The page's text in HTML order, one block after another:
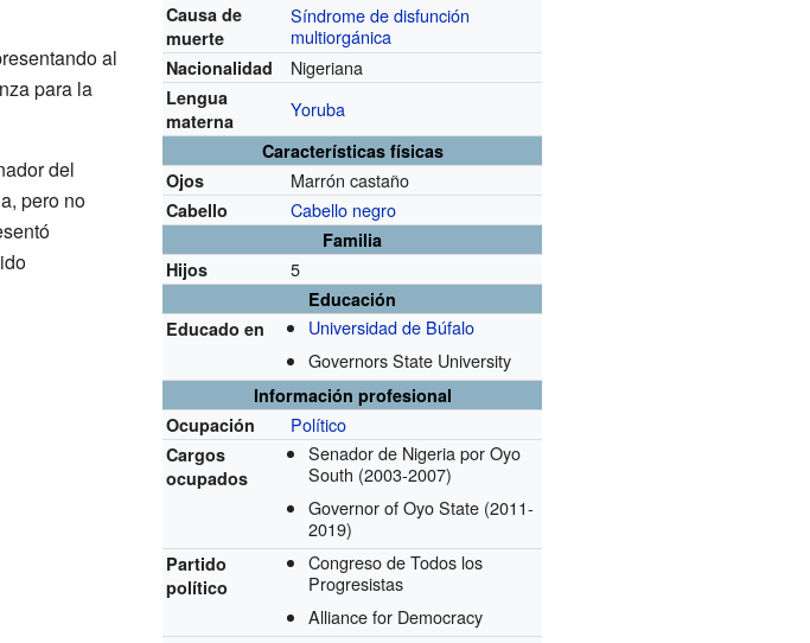
Causa de
muerte
Síndrome de disfunción
multiorgánica
Nacionalidad Nigeriana
Lengua
materna
Yoruba
Características físicas
Ojos
Marrón castaño
Cabello Cabello negro
Familia
Hijos
5
Educación
Educado en
Universidad de Búfalo
Governors State University
Información profesional
Ocupación
Político
Cargos
ocupados
Senador de Nigeria por Oyo
South (2003-2007)
Governor of Oyo State (2011-
2019)
Partido
político
Congreso de Todos los
Progresistas
Alliance for Democracy
al
para la
del
pero no